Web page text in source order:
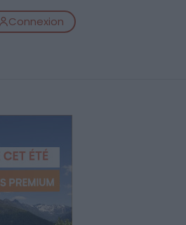
Connexion